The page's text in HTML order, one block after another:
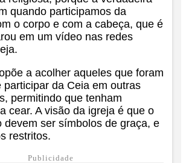
quando participamos da
o corpo e com a cabeça, que é
em um vídeo nas redes
a acolher aqueles que foram
participar da Ceia em outras
permitindo que tenham
cear. A visão da igreja é que o
devem ser símbolos de graça, e
restritos.
Publicidade